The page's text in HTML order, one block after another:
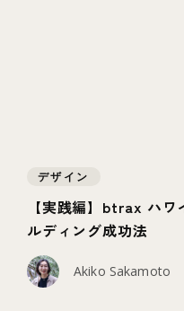
デザイン
【実践編】btrax ハ
ルディング成功法
Akiko Sakamoto